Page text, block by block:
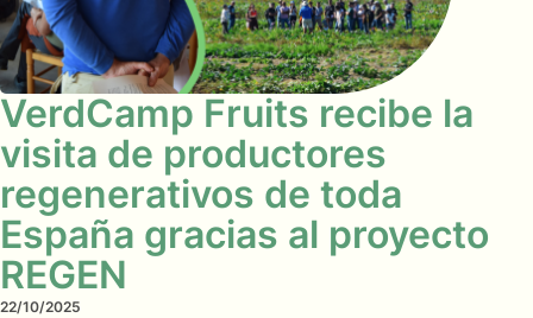
VerdCamp Fruits recibe la
visita de productores
regenerativos de toda
España gracias al proyecto
REGEN
22/10/2025